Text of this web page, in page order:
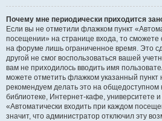
Почему мне периодически приходится
Если вы не отметили флажком пункт
посещении» на странице входа, то сможете
на форуме лишь ограниченное время. Это
другой не смог воспользоваться вашей
вам не приходилось вводить имя
можете отметить флажком указанный пункт
рекомендуем делать это на
библиотеке, Интернет-кафе, университете и
«Автоматически входить при каждом
значит, что администратор отключил эту